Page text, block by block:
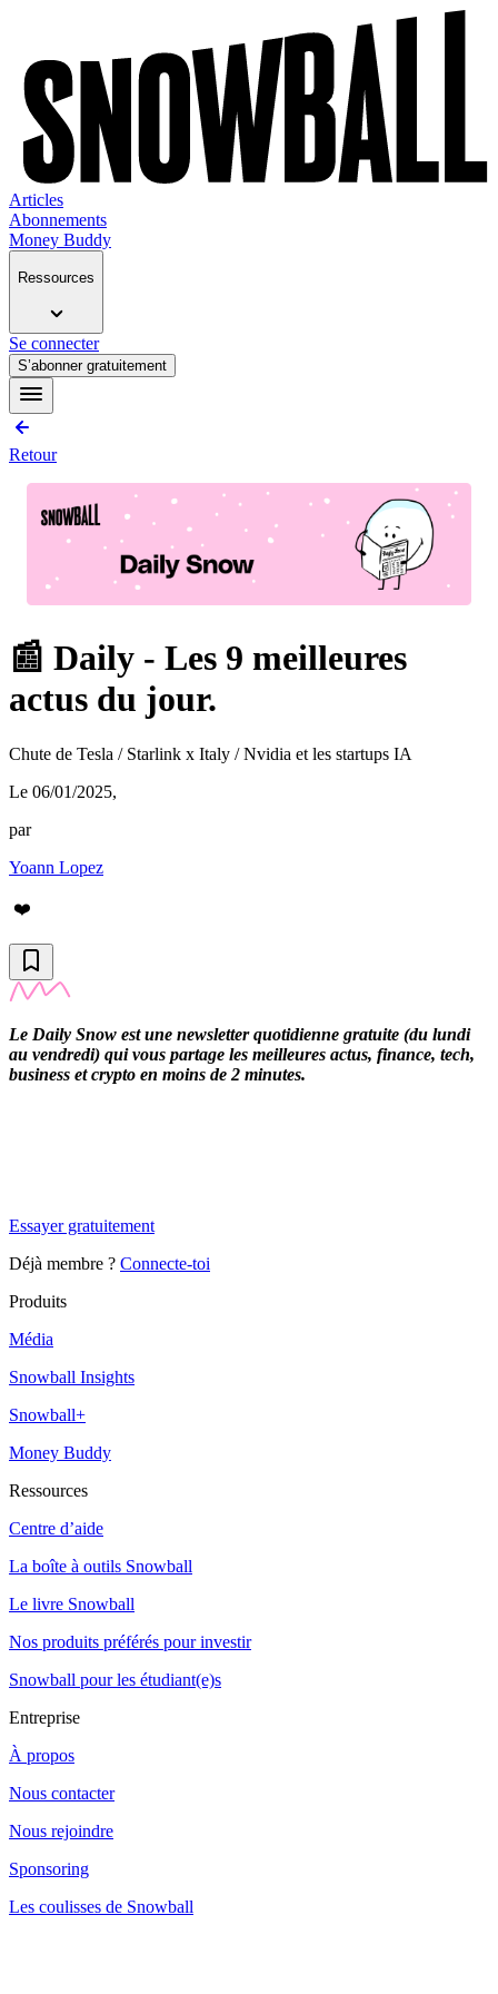
Articles
Abonnements
Money Buddy
Ressources
Se connecter
S’abonner gratuitement
Retour
📰 Daily - Les 9 meilleures
actus du jour.
Chute de Tesla / Starlink x Italy / Nvidia et les startups IA
Le 06/01/2025,
par
Yoann Lopez
❤️
Le Daily Snow est une newsletter quotidienne gratuite (du lundi
au vendredi) qui vous partage les meilleures actus, finance, tech,
business et crypto en moins de 2 minutes.
Essayer gratuitement
Déjà membre ? Connecte-toi
Produits
Média
Snowball Insights
Snowball+
Money Buddy
Ressources
Centre d’aide
La boîte à outils Snowball
Le livre Snowball
Nos produits préférés pour investir
Snowball pour les étudiant(e)s
Entreprise
À propos
Nous contacter
Nous rejoindre
Sponsoring
Les coulisses de Snowball